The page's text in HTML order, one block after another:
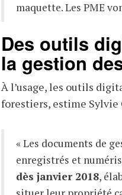
maquette. Les PME
Des outils
la gestion
À l’usage, les outils
forestiers, estime Sylvie
« Les documents de
enregistrés et
dès janvier 2018,